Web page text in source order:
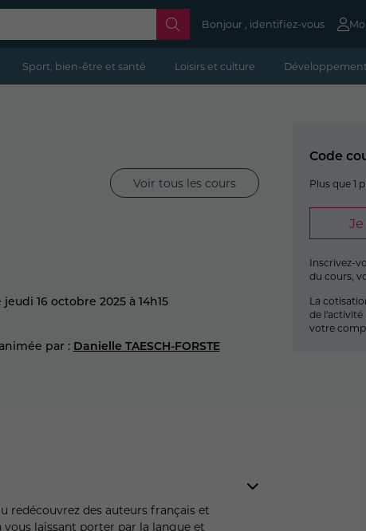
Bonjour , identifiez-vous
Sport, bien-être et santé Loisirs et culture
Voir tous les cours
16 octobre 2025 à 14h15
par : Danielle TAESCH-FORSTE
redécouvrez des auteurs français et
vous laissant porter par la langue et
Code
Plus que 1
Inscrivez-
du cours,
La
de l'activité
votre